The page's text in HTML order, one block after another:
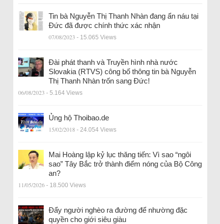
Tin bà Nguyễn Thị Thanh Nhàn đang ẩn náu tại
Đức đã được chính thức xác nhận
07/08/2023 - 15.065 Views
Đài phát thanh và Truyền hình nhà nước
Slovakia (RTVS) công bố thông tin bà Nguyễn
Thị Thanh Nhàn trốn sang Đức!
06/08/2023 - 5.164 Views
Ủng hộ Thoibao.de
15/02/2018 - 24.054 Views
Mai Hoàng lập kỷ lục thăng tiến: Vì sao “ngôi
sao” Tây Bắc trở thành điểm nóng của Bộ Công
an?
11/05/2026 - 18.500 Views
Đẩy người nghèo ra đường để nhường đặc
quyền cho giới siêu giàu